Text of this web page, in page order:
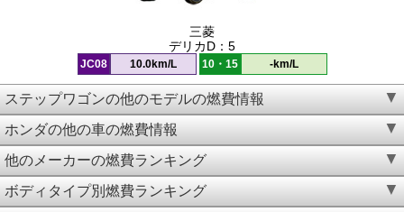
三菱
デリカD：5
JC08 10.0km/L 10・15 -km/L
ステップワゴンの他のモデルの燃費情報
ホンダの他の車の燃費情報
他のメーカーの燃費ランキング
ボディタイプ別燃費ランキング